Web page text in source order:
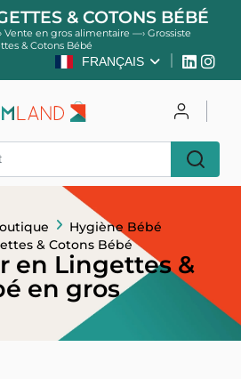
& COTONS BÉBÉ
Vente en gros alimentaire —› Grossiste
& Cotons Bébé
FRANÇAIS
Hygiène Bébé
& Cotons Bébé
en Lingettes &
en gros